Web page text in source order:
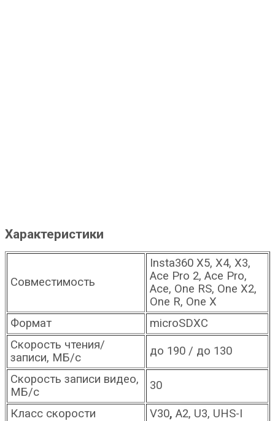
Характеристики
Совместимость
Insta360 X5, X4, X3,
Ace Pro 2, Ace Pro,
Ace, One RS, One X2,
One R, One X
Формат
microSDXC
Скорость чтения/
записи, МБ/с
до 190 / до 130
Скорость записи видео,
МБ/с
30
Класс скорости V30, A2, U3, UHS-I